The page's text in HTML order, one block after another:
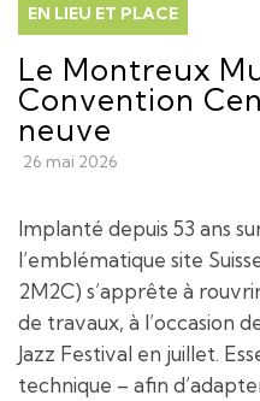
EN LIEU ET PLACE
Le Montreux
Convention
neuve
26 mai 2026
Implanté depuis 53 ans
l’emblématique site
2M2C) s’apprête à
de travaux, à l’occasion
Jazz Festival en juillet.
technique – afin